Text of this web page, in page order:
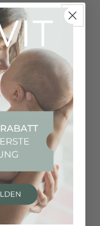
zu wenig
produziert.
mit PMOS eine
kann auch der
Ein erhöhter
ein
können
hindeuten.
die Spiegel
SHBG bindet
zu
im